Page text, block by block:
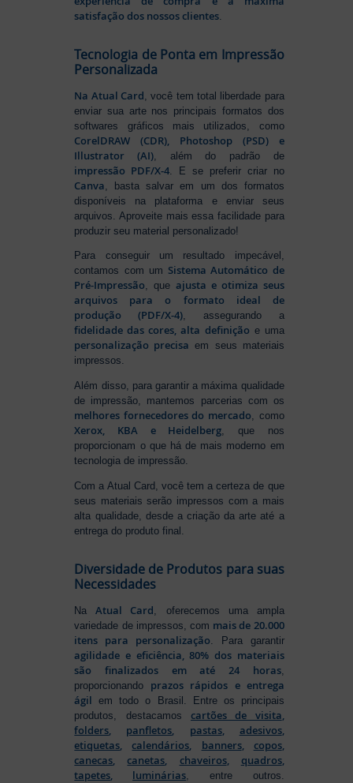
satisfação dos nossos clientes
Tecnologia de Ponta em Impressão
Personalizada
Na Atual Card , você tem total liberdade para
enviar sua arte nos principais formatos dos
softwares gráficos mais utilizados, como
CorelDRAW (CDR), Photoshop (PSD) e
Illustrator (AI) , além do padrão de
impressão PDF/X-4 . E se preferir criar no
Canva , basta salvar em um dos formatos
disponíveis na plataforma e enviar seus
arquivos. Aproveite mais essa facilidade para
produzir seu material personalizado!
Para conseguir um resultado impecável,
contamos com um Sistema Automático de
Pré-Impressão, queajusta e otimiza seus
arquivos para o formato ideal de
produção (PDF/X-4), assegurando a
fidelidade das cores, alta definição e uma
personalização precisa em seus materiais
impressos.
Além disso, para garantir a máxima qualidade
de impressão, mantemos parcerias com os
melhores fornecedores do mercado, como
Xerox, KBA e Heidelberg, que nos
proporcionam o que há de mais moderno em
tecnologia de impressão.
Com a Atual Card, você tem a certeza de que
seus materiais serão impressos com a mais
alta qualidade, desde a criação da arte até a
entrega do produto final.
Diversidade de Produtos para suas
Necessidades
NaAtual Card , oferecemos uma ampla
variedade de impressos, com mais de 20.000
itens para personalização . Para garantir
agilidade e eficiência, 80% dos materiais
são finalizados em até 24 horas,
proporcionando prazos rápidos e entrega
ágil em todo o Brasil. Entre os principais
produtos, destacamos cartões de visita,
folders, panfletos, pastas, adesivos,
etiquetas,calendários, banners, copos,
canecas,canetas, chaveiros, quadros,
tapetes, luminárias , entre outros.